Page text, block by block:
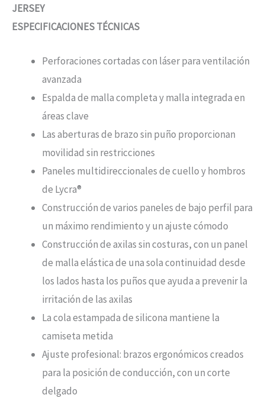
JERSEY
ESPECIFICACIONES TÉCNICAS
Perforaciones cortadas con láser para ventilación
avanzada
Espalda de malla completa y malla integrada en
áreas clave
Las aberturas de brazo sin puño proporcionan
movilidad sin restricciones
Paneles multidireccionales de cuello y hombros
de Lycra®
Construcción de varios paneles de bajo perfil para
un máximo rendimiento y un ajuste cómodo
Construcción de axilas sin costuras, con un panel
de malla elástica de una sola continuidad desde
los lados hasta los puños que ayuda a prevenir la
irritación de las axilas
La cola estampada de silicona mantiene la
camiseta metida
Ajuste profesional: brazos ergonómicos creados
para la posición de conducción, con un corte
delgado